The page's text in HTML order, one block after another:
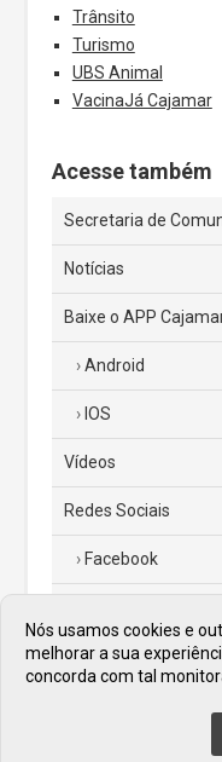
Trânsito
Turismo
UBS Animal
VacinaJá Cajamar
Acesse também
Secretaria de
Notícias
Baixe o APP
Android
IOS
Vídeos
Redes Sociais
Facebook
Twitter
Nós usamos cookies e
melhorar a sua
concorda com tal